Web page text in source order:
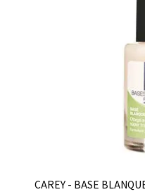
CAREY - BASE